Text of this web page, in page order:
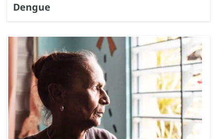
Dengue